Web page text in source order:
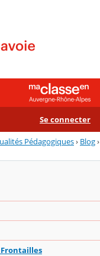
Se connecter
Pédagogiques› Blog›